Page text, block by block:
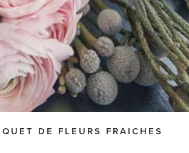
DE FLEURS FRAICHES